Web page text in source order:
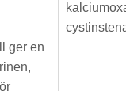
ger en